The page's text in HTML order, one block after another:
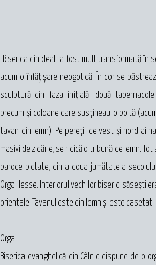
"Biserica din deal" a fost mult transformată în
acum o înfăţişare neogotică. În cor se
sculptură din faza iniţială: două
precum şi coloane care susţineau o boltă
tavan din lemn). Pe pereţii de vest şi nord ai
masivi de zidărie, se ridică o tribună de lemn.
baroce pictate, din a doua jumătate a
Orga Hesse. Interiorul vechilor biserici săseşti
orientale. Tavanul este din lemn şi este casetat.
Orga
Biserica evanghelică din Câlnic dispune de o